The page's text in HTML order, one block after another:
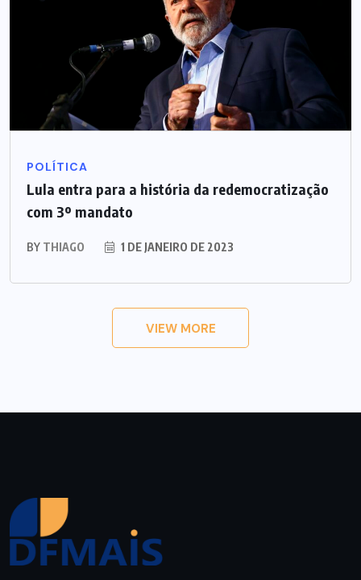
POLÍTICA
Lula entra para a história da redemocratização
com 3º mandato
BY THIAGO 1 DE JANEIRO DE 2023
VIEW MORE